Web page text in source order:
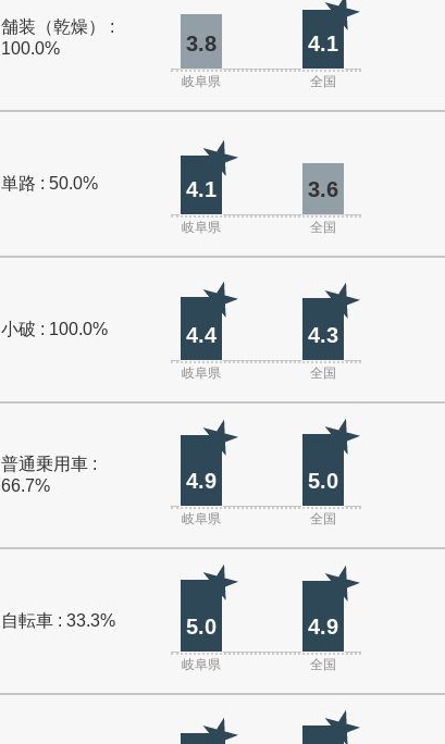
舗装（乾燥） :
100.0%
3.8 4.1
岐阜県 全国
単路 : 50.0% 4.1 3.6
岐阜県 全国
小破 : 100.0% 4.4 4.3
岐阜県 全国
普通乗用車 :
66.7%
4.9 5.0
岐阜県 全国
自転車 : 33.3% 5.0 4.9
岐阜県 全国